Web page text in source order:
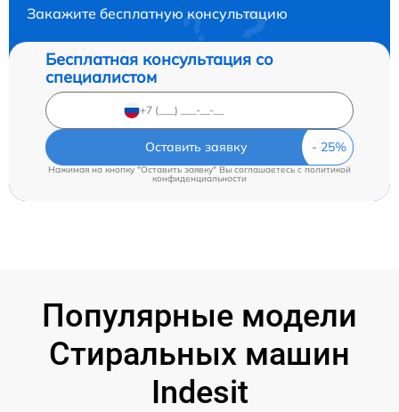
Закажите бесплатную консультацию
Бесплатная консультация со
специалистом
Оставить заявку
Нажимая на кнопку "Оставить заявку" Вы соглашаетесь cполитикой
конфиденциальности
Популярные модели
Стиральных машин
Indesit